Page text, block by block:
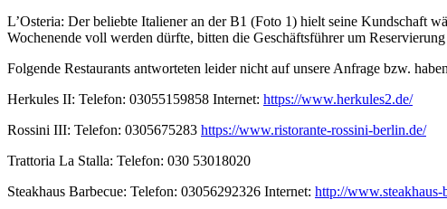
L’Osteria: Der beliebte Italiener an der B1 (Foto 1) hielt seine Kundschaft
Wochenende voll werden dürfte, bitten die Geschäftsführer um
Folgende Restaurants antworteten leider nicht auf unsere Anfrage bzw.
Herkules II: Telefon: 03055159858 Internet: https://www.herkules2.de/
Rossini III: Telefon: 0305675283 https://www.ristorante-rossini-berlin.de/
Trattoria La Stalla: Telefon: 030 53018020
Steakhaus Barbecue: Telefon: 03056292326 Internet: http://www.steakhaus-